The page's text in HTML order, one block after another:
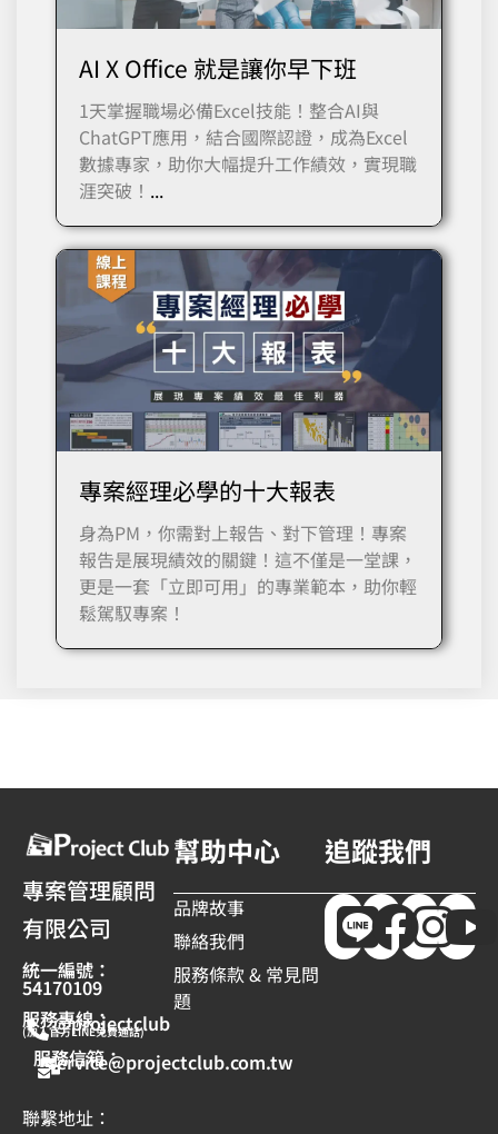
AI X Office 就是讓你早下班
1天掌握職場必備Excel技能！整合AI與
ChatGPT應用，結合國際認證，成為Excel
數據專家，助你大幅提升工作績效，實現職
涯突破！ ...
專案經理必學的十大報表
身為PM，你需對上報告、對下管理！專案
報告是展現績效的關鍵！這不僅是一堂課，
更是一套「立即可用」的專業範本，助你輕
鬆駕馭專案！
專案管理顧問
有限公司
統一編號：
54170109
服務專線：
@projectclub
(加入官方LINE免費通話)
服務信箱：
service@projectclub.com.tw
聯繫地址：
幫助中心
品牌故事
聯絡我們
服務條款 & 常見問
題
追蹤我們